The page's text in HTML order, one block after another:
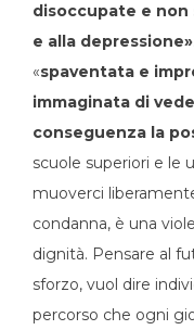
disoccupate e
e alla depressione»
«spaventata e
immaginata di
conseguenza la
scuole superiori e le
muoverci
condanna, è una
dignità. Pensare al
sforzo, vuol dire
percorso che ogni